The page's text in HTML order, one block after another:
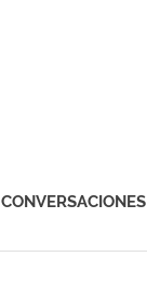
CONVERSACIONES